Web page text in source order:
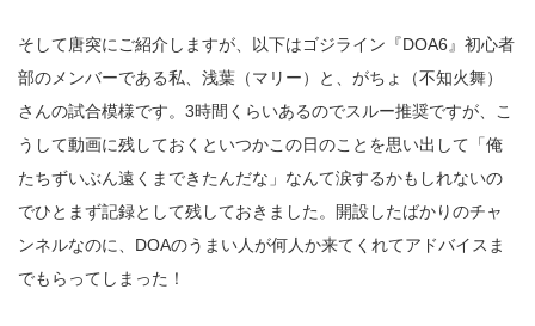
そして唐突にご紹介しますが、以下はゴジライン『DOA6』初心者
部のメンバーである私、浅葉（マリー）と、がちょ（不知火舞）
さんの試合模様です。3時間くらいあるのでスルー推奨ですが、こ
うして動画に残しておくといつかこの日のことを思い出して「俺
たちずいぶん遠くまできたんだな」なんて涙するかもしれないの
でひとまず記録として残しておきました。開設したばかりのチャ
ンネルなのに、DOAのうまい人が何人か来てくれてアドバイスま
でもらってしまった！